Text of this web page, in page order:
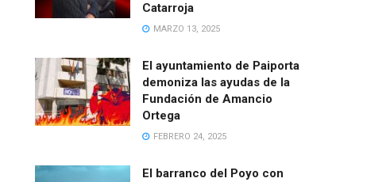
Catarroja
MARZO 13, 2025
El ayuntamiento de Paiporta
demoniza las ayudas de la
Fundación de Amancio
Ortega
FEBRERO 24, 2025
El barranco del Poyo con